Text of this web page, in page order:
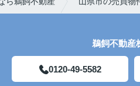
鵜飼不動産
0120-49-5582